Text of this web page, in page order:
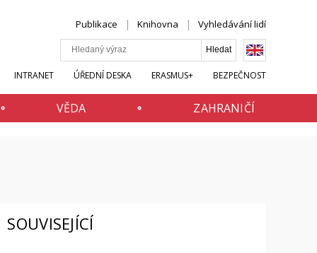
Publikace Knihovna Vyhledávání lidí
INTRANET ÚŘEDNÍ DESKA ERASMUS+ BEZPEČNOST
VĚDA ZAHRANIČÍ
SOUVISEJÍCÍ